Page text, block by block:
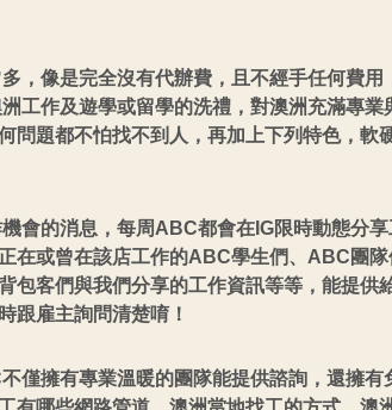
，像是完全沒有代辦費，且不經手任何費用
工作及遊學或留學的洗禮，對澳洲充滿專業
問題都不怕找不到人，再加上下列特色，軟
會的消息，每周ABC都會在IG限時動態分
在或曾在該店工作的ABC學生們、ABC團
包客們與我們分享的工作資訊等等，能提供
跟雇主詢問清楚唷！
僅擁有專業溫暖的團隊能提供諮詢，還擁有